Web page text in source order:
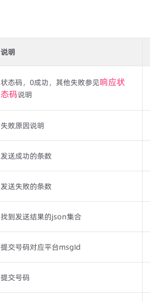
说明
状态码，0成功，其他失败参见响应状
态码说明
失败原因说明
发送成功的条数
发送失败的条数
找到发送结果的json集合
提交号码对应平台msgId
提交号码